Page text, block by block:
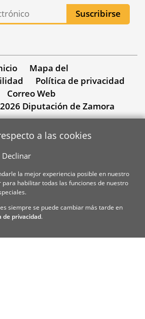
Mapa del
Política de privacidad
Correo Web
Diputación de Zamora
a las cookies
Declinar
la mejor experiencia posible en nuestro
para habilitar todas las funciones de nuestro
siempre se puede cambiar más tarde en
de privacidad.